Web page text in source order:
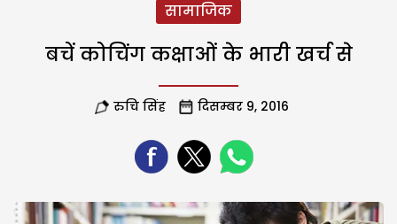
सामाजिक
बचें कोचिंग कक्षाओं के भारी खर्च से
रुचि सिंह दिसम्बर 9, 2016